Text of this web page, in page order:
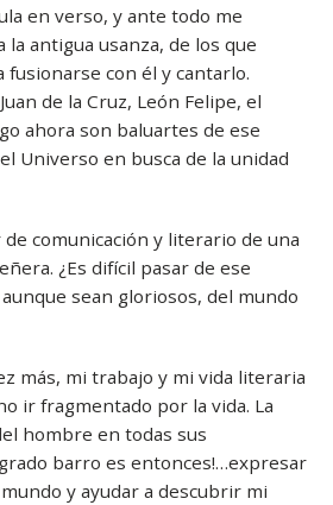
en verso, y ante todo me
antigua usanza, de los que
con él y cantarlo.
de la Cruz, León Felipe, el
ahora son baluartes de ese
Universo en busca de la unidad
comunicación y literario de una
¿Es difícil pasar de ese
sean gloriosos, del mundo
más, mi trabajo y mi vida literaria
ir fragmentado por la vida. La
hombre en todas sus
barro es entonces!…expresar
y ayudar a descubrir mi